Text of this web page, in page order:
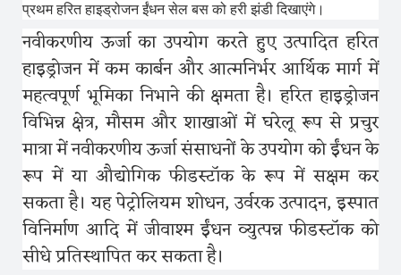
प्रथम हरित हाइड्रोजन ईंधन सेल बस को हरी झंडी दिखाएंगे।
नवीकरणीय ऊर्जा का उपयोग करते हुए उत्पादित हरित
हाइड्रोजन में कम कार्बन और आत्मनिर्भर आर्थिक मार्ग में
महत्वपूर्ण भूमिका निभाने की क्षमता है। हरित हाइड्रोजन
विभिन्न क्षेत्र, मौसम और शाखाओं में घरेलू रूप से प्रचुर
मात्रा में नवीकरणीय ऊर्जा संसाधनों के उपयोग को ईंधन के
रूप में या औद्योगिक फीडस्टॉक के रूप में सक्षम कर
सकता है। यह पेट्रोलियम शोधन,उर्वरक उत्पादन,इस्पात
विनिर्माण आदि में जीवाश्म ईंधन व्युत्पन्न फीडस्टॉक को
सीधे प्रतिस्थापित कर सकता है।